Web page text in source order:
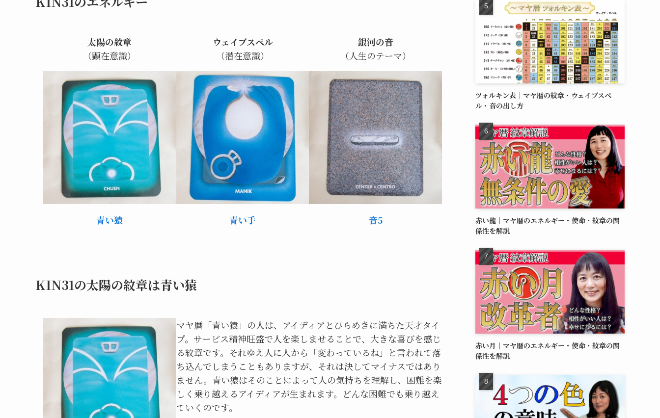
太陽の紋章
（顕在意識）
青い猿
ウェイブスペル
（潜在意識）
青い手
銀河の音
（人生のテーマ）
音5
KIN31の太陽の紋章は青い猿
マヤ暦「青い猿」の人は、アイディアとひらめきに満ちた天才タイ
プ。サービス精神旺盛で人を楽しませることで、大きな喜びを感じ
る紋章です。それゆえ人に人から「変わっているね」と言われて落
ち込んでしまうこともありますが、それは決してマイナスではあり
ません。青い猿はそのことによって人の気持ちを理解し、困難を楽
しく乗り越えるアイディアが生まれます。どんな困難でも乗り越え
ていくのです。
ツォルキン表｜マヤ暦の紋章・ウェイブスペ
ル・音の出し方
赤い龍｜マヤ暦のエネルギー・使命・紋章の関
係性を解説
赤い月｜マヤ暦のエネルギー・使命・紋章の関
係性を解説